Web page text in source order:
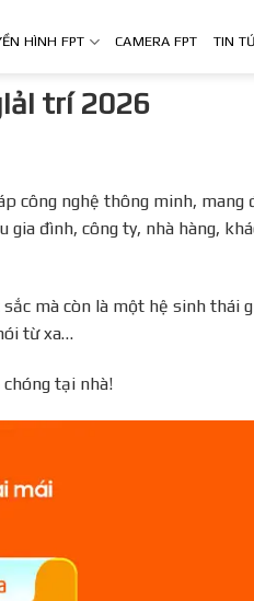
HÌNH FPT CAMERA FPT TIN
trí 2026
công nghệ thông minh, mang
gia đình, công ty, nhà hàng,
mà còn là một hệ sinh thái
từ xa…
tại nhà!